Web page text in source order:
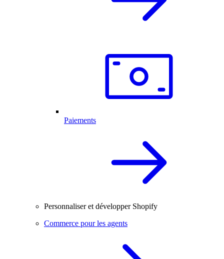
Paiements
Personnaliser et développer Shopify
Commerce pour les agents